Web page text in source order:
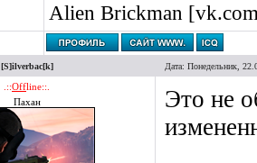
Alien Brickman
[S]ilverbac[k] Дата: Понедельник,
.::Offline::.
Пахан
Это не